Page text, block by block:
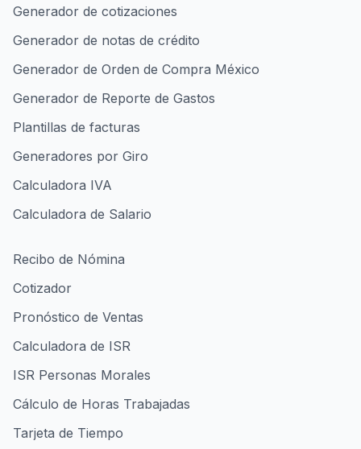
Generador de cotizaciones
Generador de notas de crédito
Generador de Orden de Compra México
Generador de Reporte de Gastos
Plantillas de facturas
Generadores por Giro
Calculadora IVA
Calculadora de Salario
Recibo de Nómina
Cotizador
Pronóstico de Ventas
Calculadora de ISR
ISR Personas Morales
Cálculo de Horas Trabajadas
Tarjeta de Tiempo